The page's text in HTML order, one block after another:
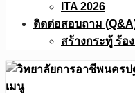
ITA 2026
ติดต่อสอบถาม
สร้างกระทู้ ร้อ
เมนู